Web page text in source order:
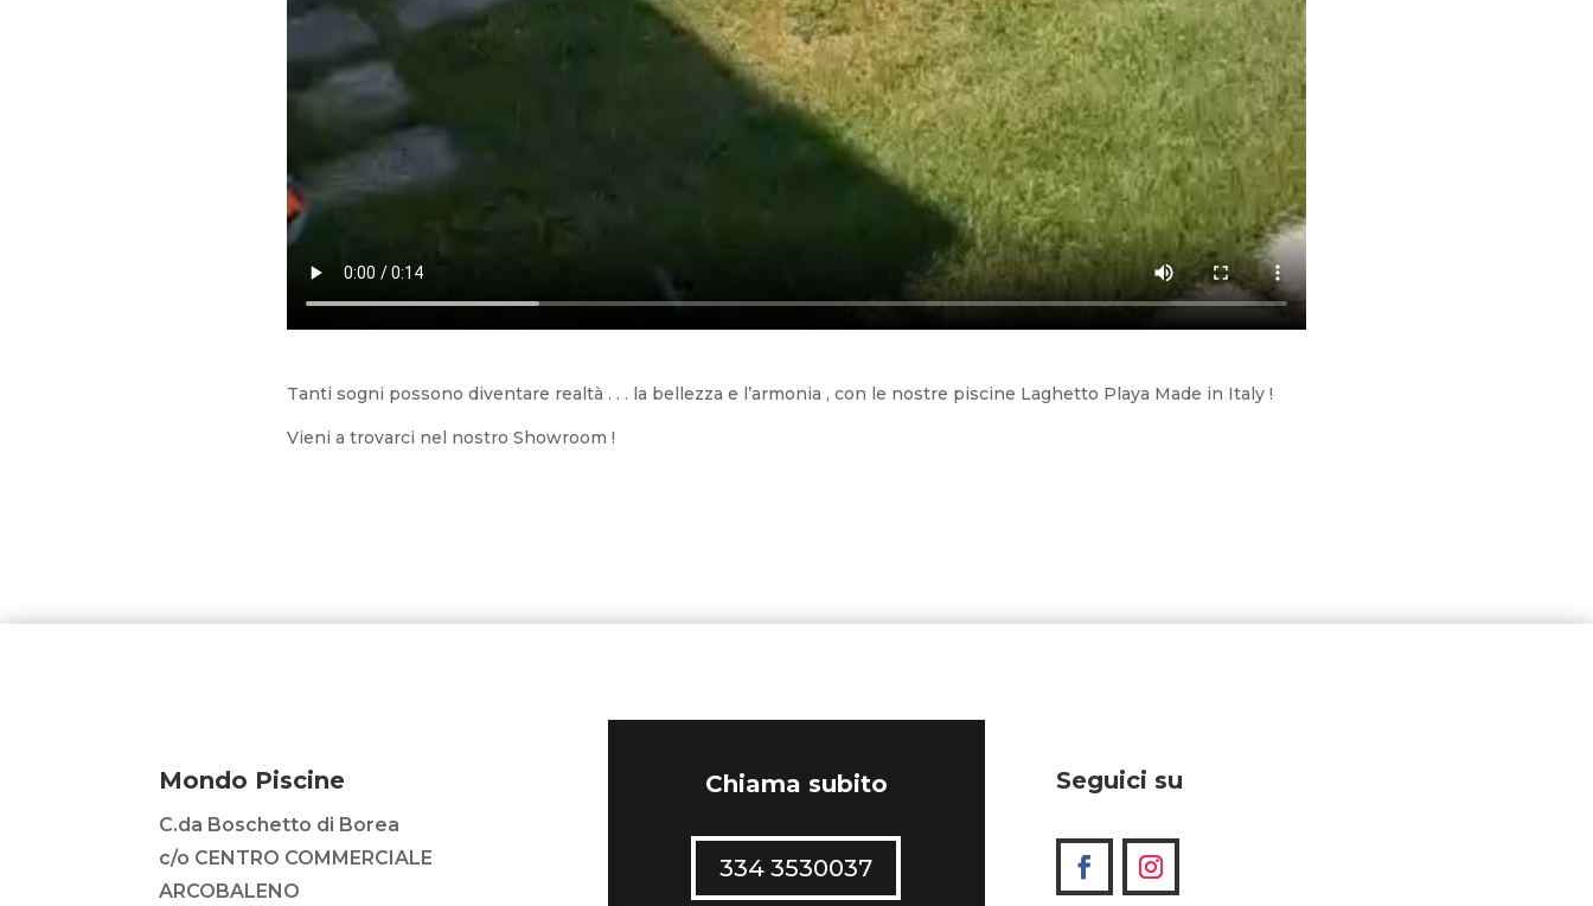
Tanti sogni possono diventare realtà . . . la bellezza e l’armonia , con le nostre piscine Laghetto Playa Made in Italy !
Vieni a trovarci nel nostro Showroom !
Mondo Piscine
C.da Boschetto di Borea
c/o CENTRO COMMERCIALE
ARCOBALENO
Chiama subito
334 3530037
Seguici su